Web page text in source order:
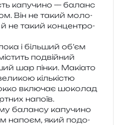
капу­чи­но — баланс
Він не такий моло­
й не такий кон­цен­тро­
і біль­ший об’єм
подвій­ний
шар пінки. Макіато
кіль­кі­стю
вклю­чає шоко­лад
напоїв.
балан­су капу­чи­но
напо­єм, який подо­